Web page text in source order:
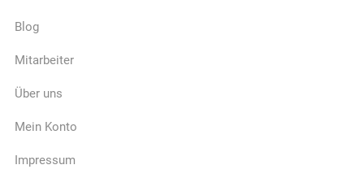
Blog
Mitarbeiter
Über uns
Mein Konto
Impressum